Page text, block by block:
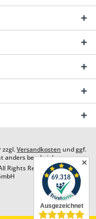
zzgl.Versandkosten und ggf.
anders beschrieben
Rights Reserved. Design by
✕